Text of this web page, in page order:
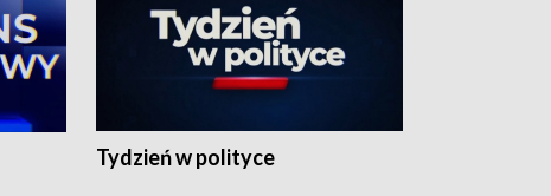
Tydzień w polityce